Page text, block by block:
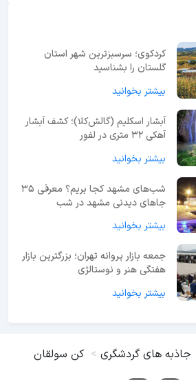
کردکوی؛ سرسبزترین شهر استان
گلستان را بشناسید
بیشتر بخوانید
آبشار اسکلیم (گالش‌کلا)؛ کشف آبشار
آهکی ۳۲ متری در لفور
بیشتر بخوانید
شب‌های مشهد کجا بریم؟ معرفی 35
جاهای دیدنی مشهد در شب
بیشتر بخوانید
جمعه بازار پروانه تهران؛ بزرگترین بازار
هفتگی هنر و نوستالژی
بیشتر بخوانید
جاذبه های گردشگری کن سولقان